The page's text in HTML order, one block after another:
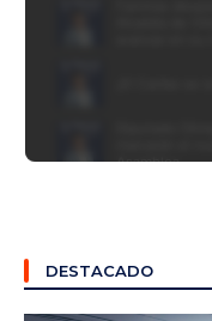
DESTACADO